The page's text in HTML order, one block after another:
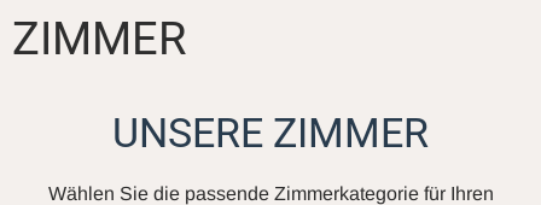
ZIMMER
UNSERE ZIMMER
Wählen Sie die passende Zimmerkategorie für Ihren